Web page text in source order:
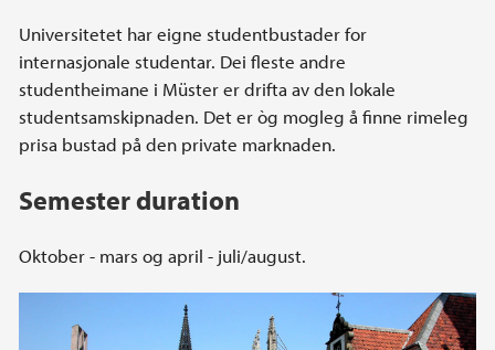
Universitetet har eigne studentbustader for
internasjonale studentar. Dei fleste andre
studentheimane i Müster er drifta av den lokale
studentsamskipnaden. Det er òg mogleg å finne rimeleg
prisa bustad på den private marknaden.
Semester duration
Oktober - mars og april - juli/august.